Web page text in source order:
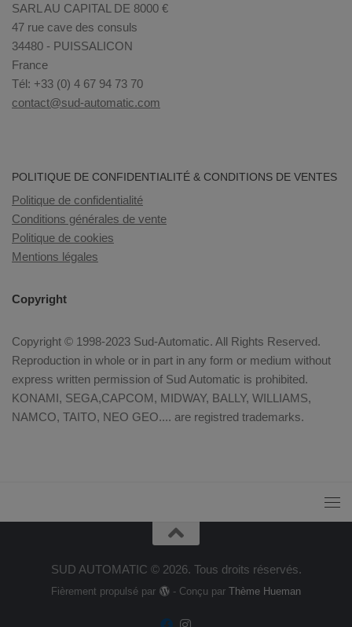
SARL AU CAPITAL DE 8000 €
47 rue cave des consuls
34480 - PUISSALICON
France
Tél: +33 (0) 4 67 94 73 70
contact@sud-automatic.com
POLITIQUE DE CONFIDENTIALITÉ & CONDITIONS DE VENTES
Politique de confidentialité
Conditions générales de vente
Politique de cookies
Mentions légales
Copyright
Copyright © 1998-2023 Sud-Automatic. All Rights Reserved.
Reproduction in whole or in part in any form or medium without
express written permission of Sud Automatic is prohibited.
KONAMI, SEGA,CAPCOM, MIDWAY, BALLY, WILLIAMS,
NAMCO, TAITO, NEO GEO.... are registred trademarks.
SUD AUTOMATIC © 2026. Tous droits réservés.
Fièrement propulsé par - Conçu par Thème Hueman